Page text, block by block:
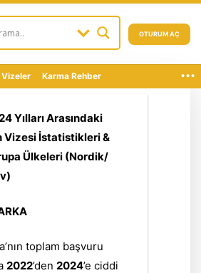
OTURUM AÇ
Vizeler Karma Rehber ...
Yılları Arasındaki
Vizesi İstatistikleri &
Ülkeleri (Nordik/
toplam başvuru
2022’den 2024’e ciddi